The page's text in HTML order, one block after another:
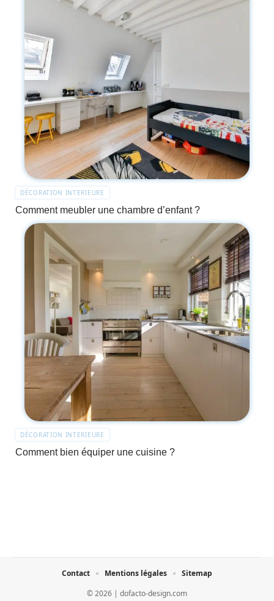
DÉCORATION INTERIEURE
Comment meubler une chambre d’enfant ?
DÉCORATION INTERIEURE
Comment bien équiper une cuisine ?
© 2026 | dofacto-design.com
Contact Mentions légales Sitemap